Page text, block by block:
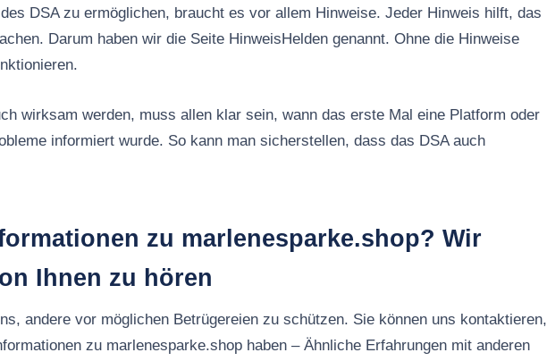
DSA zu ermöglichen, braucht es vor allem Hinweise. Jeder Hinweis hilft, das
Darum haben wir die Seite HinweisHelden genannt. Ohne die Hinweise
wirksam werden, muss allen klar sein, wann das erste Mal eine Platform oder
informiert wurde. So kann man sicherstellen, dass das DSA auch
zu marlenesparke.shop? Wir
Ihnen zu hören
andere vor möglichen Betrügereien zu schützen. Sie können uns kontaktieren,
zu marlenesparke.shop haben – Ähnliche Erfahrungen mit anderen